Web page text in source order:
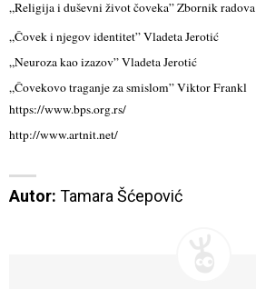
„Religija i duševni život čoveka” Zbornik radova
„Čovek i njegov identitet” Vladeta Jerotić
„Neuroza kao izazov” Vladeta Jerotić
„Čovekovo traganje za smislom” Viktor Frankl
https://www.bps.org.rs/
http://www.artnit.net/
Autor: Tamara Šćepović